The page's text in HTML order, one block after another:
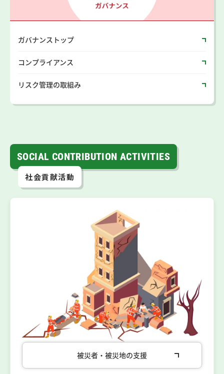
ガバナンストップ
コンプライアンス
リスク管理の取組み
社会貢献活動
SOCIAL CONTRIBUTION ACTIVITIES
被災者・被災地の支援